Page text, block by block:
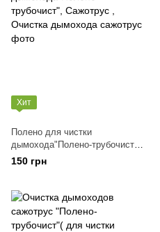
Хит
Полено для чистки
дымохода"Полено-трубочист",
Сажотрус , Очистка дымохода
150 грн